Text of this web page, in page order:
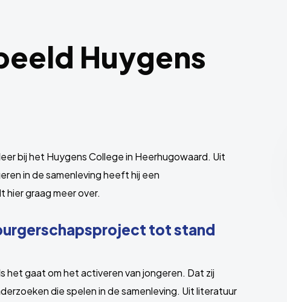
Huygens
bij het Huygens College in Heerhugowaard. Uit
in de samenleving heeft hij een
graag meer over.
tot stand
het gaat om het activeren van jongeren. Dat zij
die spelen in de samenleving. Uit literatuur